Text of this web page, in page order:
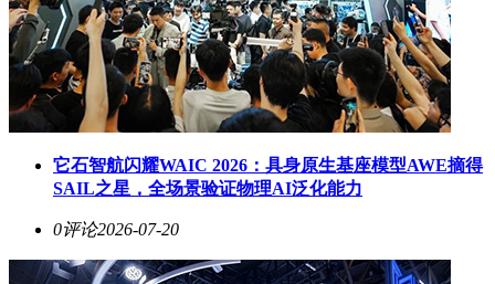
它石智航闪耀WAIC 2026：具身原生基座模型AWE摘得
SAIL之星，全场景验证物理AI泛化能力
0评论2026-07-20